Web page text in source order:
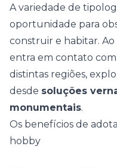
A variedade de
oportunidade para
construir e habitar.
entra em contato
distintas regiões,
desde soluções
monumentais.
Os benefícios de
hobby